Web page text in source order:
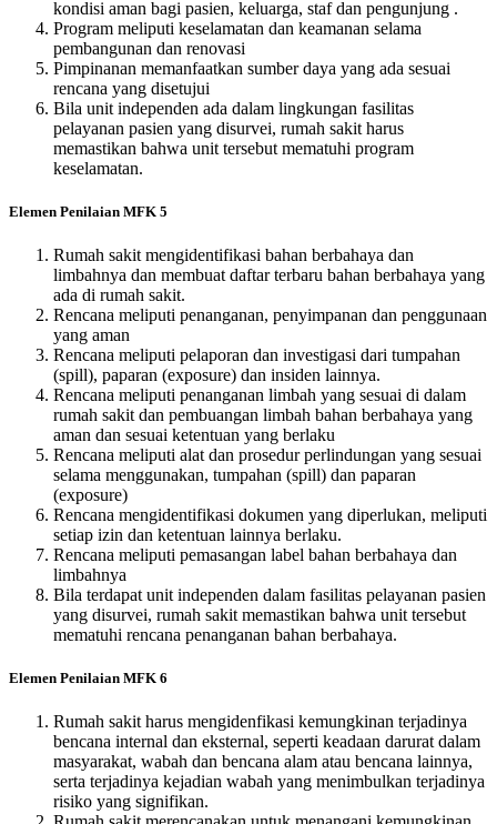
kondisi aman bagi pasien, keluarga, staf dan pengunjung .
Program meliputi keselamatan dan keamanan selama
pembangunan dan renovasi
Pimpinanan memanfaatkan sumber daya yang ada sesuai
rencana yang disetujui
Bila unit independen ada dalam lingkungan fasilitas
pelayanan pasien yang disurvei, rumah sakit harus
memastikan bahwa unit tersebut mematuhi program
keselamatan.
Elemen Penilaian MFK 5
Rumah sakit mengidentifikasi bahan berbahaya dan
limbahnya dan membuat daftar terbaru bahan berbahaya yang
ada di rumah sakit.
Rencana meliputi penanganan, penyimpanan dan penggunaan
yang aman
Rencana meliputi pelaporan dan investigasi dari tumpahan
(spill), paparan (exposure) dan insiden lainnya.
Rencana meliputi penanganan limbah yang sesuai di dalam
rumah sakit dan pembuangan limbah bahan berbahaya yang
aman dan sesuai ketentuan yang berlaku
Rencana meliputi alat dan prosedur perlindungan yang sesuai
selama menggunakan, tumpahan (spill) dan paparan
(exposure)
Rencana mengidentifikasi dokumen yang diperlukan, meliputi
setiap izin dan ketentuan lainnya berlaku.
Rencana meliputi pemasangan label bahan berbahaya dan
limbahnya
Bila terdapat unit independen dalam fasilitas pelayanan pasien
yang disurvei, rumah sakit memastikan bahwa unit tersebut
mematuhi rencana penanganan bahan berbahaya.
Elemen Penilaian MFK 6
Rumah sakit harus mengidenfikasi kemungkinan terjadinya
bencana internal dan eksternal, seperti keadaan darurat dalam
masyarakat, wabah dan bencana alam atau bencana lainnya,
serta terjadinya kejadian wabah yang menimbulkan terjadinya
risiko yang signifikan.